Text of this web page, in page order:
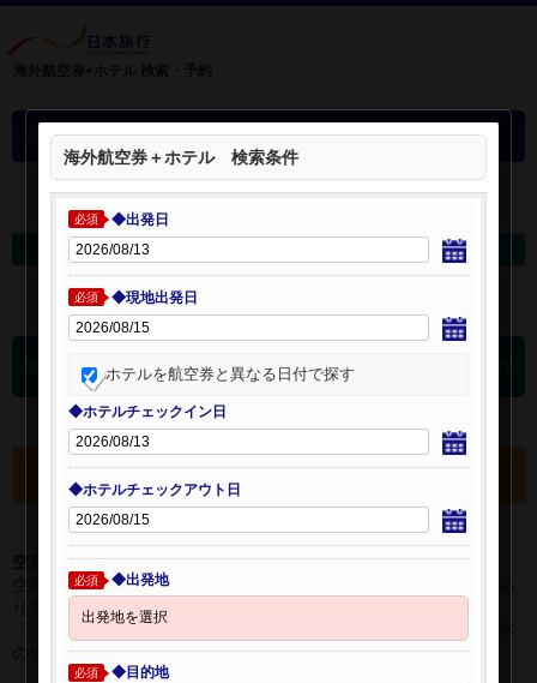
選択中の海外航空券+ホテル
選択中の航空券・ホテルを開く：
海外航空券を変更 海外ホテルを変更
検索条件を開く：
海外航空券 検索結果
選択中の航空券・ホテルを確認する
空席表示について：
空席状況は常に変更しますので、現在の空席を保証するものではあ
りません。
「○」は過去24時間以内に十分な空席が確認できた商品です。 数字
の場合は、現時点で座席数が少ない商品です。
海外航空券＋ホテル 検索条件
必須 ◆出発日
必須 ◆現地出発日
ホテルを航空券と異なる日付で探す
◆ホテルチェックイン日
◆ホテルチェックアウト日
必須 ◆出発地
必須 ◆目的地